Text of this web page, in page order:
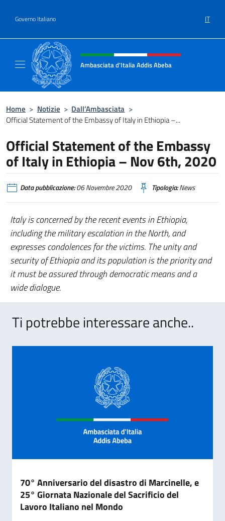
Governo Italiano IT
Intestazione sito, social e menù
Ambasciata d'Italia Addis Abeba
Home > Notizie > Dall’Ambasciata >
Official Statement of the Embassy of Italy in Ethiopia –...
Official Statement of the Embassy
of Italy in Ethiopia – Nov 6th, 2020
Data pubblicazione:06 Novembre 2020 Tipologia:News
Italy is concerned by the recent events in Ethiopia,
including the military escalation in the North, and
expresses condolences for the victims. The unity and
security of Ethiopia and its population is the priority and
it must be assured through democratic means and a
wide dialogue.
Ti potrebbe interessare anche..
70° Anniversario del disastro di Marcinelle, e
25° Giornata Nazionale del Sacrificio del
Lavoro Italiano nel Mondo